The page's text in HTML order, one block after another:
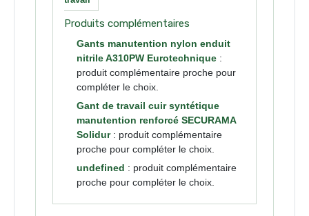
Produits complémentaires
Gants manutention nylon enduit
nitrile A310PW Eurotechnique :
produit complémentaire proche pour
compléter le choix.
Gant de travail cuir syntétique
manutention renforcé SECURAMA
Solidur: produit complémentaire
proche pour compléter le choix.
undefined : produit complémentaire
proche pour compléter le choix.